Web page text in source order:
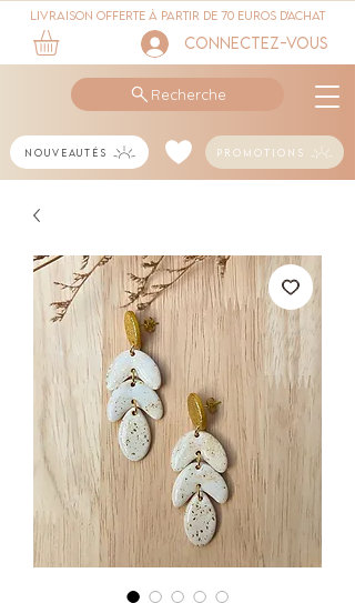
Recherche
Nouveautés Promotions
Livraison offerte à partir de 70 euros d'achat
Connectez-vous